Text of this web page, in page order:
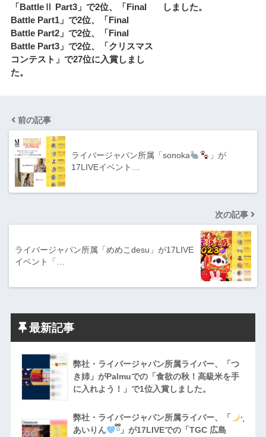
「BattleⅡ Part3」で2位、「Final
Battle Part1」で2位、「Final
Battle Part2」で2位、「Final
Battle Part3」で2位、「クリスマス
コンテスト」で27位に入賞しまし
た。
しました。
前の記事
ライバージャパン所属「sonoka
」が
17LIVEイベント…
次の記事
ライバージャパン所属「めめこdesu」が17LIVE
イベント「…
最新記事
弊社・ライバージャパン所属ライバー、「つ
き姉」がPalmuでの「食欲の秋！高級米を手
に入れよう！」で1位入賞しました。
弊社・ライバージャパン所属ライバー、「
·̩͙
あいりん
ྀི」が17LIVEでの「TGC 広島